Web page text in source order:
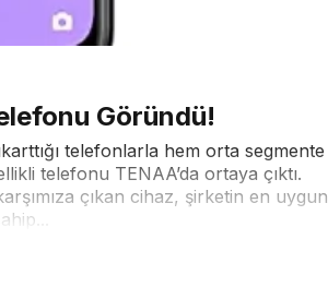
Göründü!
telefonlarla hem orta segmente
telefonu TENAA’da ortaya çıktı.
çıkan cihaz, şirketin en uygun